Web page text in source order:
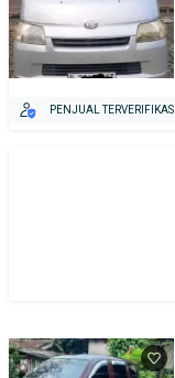
PENJUAL TERVERIFIKASI